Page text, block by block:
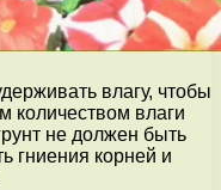
влагу, чтобы
количеством влаги
не должен быть
гниения корней и